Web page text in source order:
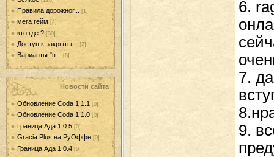
Правила дорожног... [1]
мега гейм [4]
кто где ? [30]
Доступ к закрыты... [2]
Варианты "п... [8]
Новости сайта
Обновление Coda 1.1.1 [0]
Обновление Coda 1.1.0 [0]
Граница Ада 1.0.5 [0]
Gracia Plus на РуОффе [0]
Граница Ада 1.0.4 [0]
6.
7.
9.